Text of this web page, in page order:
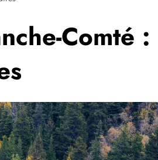
Comté :